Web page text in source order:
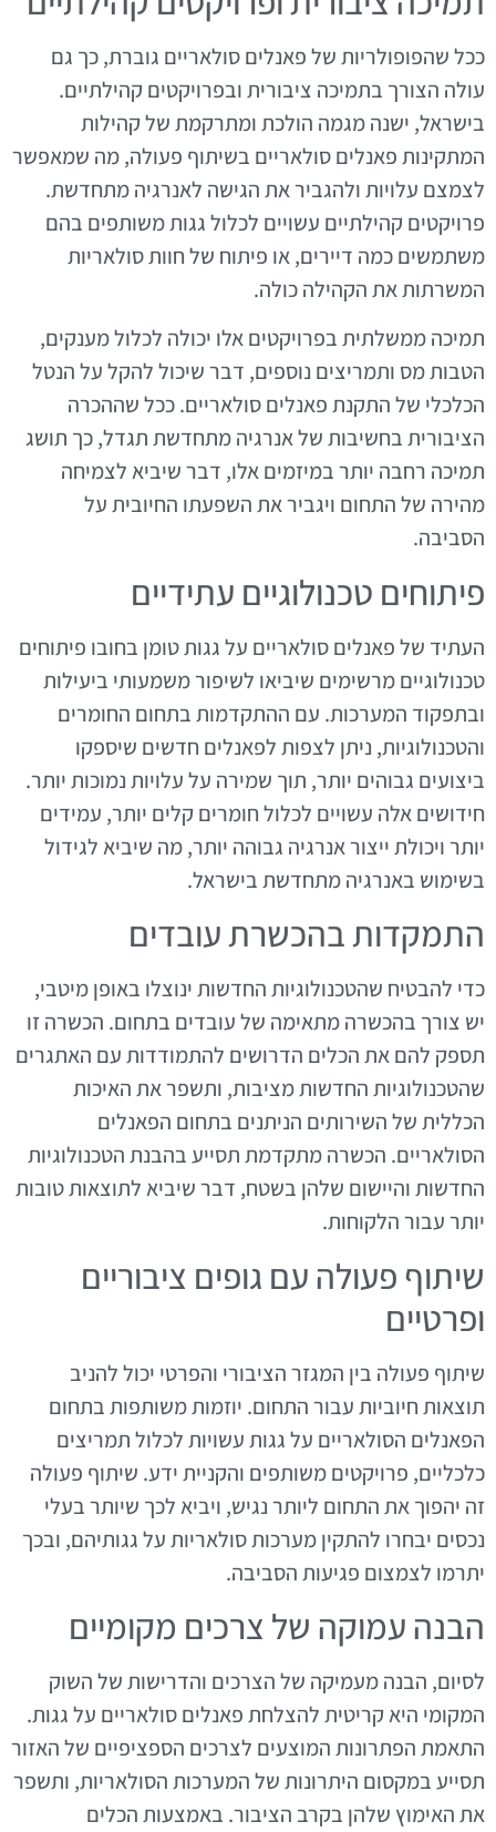
ככל שהפופולריות של פאנלים סולאריים גוברת, כך גם
עולה הצורך בתמיכה ציבורית ובפרויקטים קהילתיים.
בישראל, ישנה מגמה הולכת ומתרקמת של קהילות
המתקינות פאנלים סולאריים בשיתוף פעולה, מה שמאפשר
לצמצם עלויות ולהגביר את הגישה לאנרגיה מתחדשת.
פרויקטים קהילתיים עשויים לכלול גגות משותפים בהם
משתמשים כמה דיירים, או פיתוח של חוות סולאריות
המשרתות את הקהילה כולה.
תמיכה ממשלתית בפרויקטים אלו יכולה לכלול מענקים,
הטבות מס ותמריצים נוספים, דבר שיכול להקל על הנטל
הכלכלי של התקנת פאנלים סולאריים. ככל שההכרה
הציבורית בחשיבות של אנרגיה מתחדשת תגדל, כך תושג
תמיכה רחבה יותר במיזמים אלו, דבר שיביא לצמיחה
מהירה של התחום ויגביר את השפעתו החיובית על
הסביבה.
פיתוחים טכנולוגיים עתידיים
העתיד של פאנלים סולאריים על גגות טומן בחובו פיתוחים
טכנולוגיים מרשימים שיביאו לשיפור משמעותי ביעילות
ובתפקוד המערכות. עם ההתקדמות בתחום החומרים
והטכנולוגיות, ניתן לצפות לפאנלים חדשים שיספקו
ביצועים גבוהים יותר, תוך שמירה על עלויות נמוכות יותר.
חידושים אלה עשויים לכלול חומרים קלים יותר, עמידים
יותר ויכולת ייצור אנרגיה גבוהה יותר, מה שיביא לגידול
בשימוש באנרגיה מתחדשת בישראל.
התמקדות בהכשרת עובדים
כדי להבטיח שהטכנולוגיות החדשות ינוצלו באופן מיטבי,
יש צורך בהכשרה מתאימה של עובדים בתחום. הכשרה זו
תספק להם את הכלים הדרושים להתמודדות עם האתגרים
שהטכנולוגיות החדשות מציבות, ותשפר את האיכות
הכללית של השירותים הניתנים בתחום הפאנלים
הסולאריים. הכשרה מתקדמת תסייע בהבנת הטכנולוגיות
החדשות והיישום שלהן בשטח, דבר שיביא לתוצאות טובות
יותר עבור הלקוחות.
שיתוף פעולה עם גופים ציבוריים
ופרטיים
שיתוף פעולה בין המגזר הציבורי והפרטי יכול להניב
תוצאות חיוביות עבור התחום. יוזמות משותפות בתחום
הפאנלים הסולאריים על גגות עשויות לכלול תמריצים
כלכליים, פרויקטים משותפים והקניית ידע. שיתוף פעולה
זה יהפוך את התחום ליותר נגיש, ויביא לכך שיותר בעלי
נכסים יבחרו להתקין מערכות סולאריות על גגותיהם, ובכך
יתרמו לצמצום פגיעות הסביבה.
הבנה עמוקה של צרכים מקומיים
לסיום, הבנה מעמיקה של הצרכים והדרישות של השוק
המקומי היא קריטית להצלחת פאנלים סולאריים על גגות.
התאמת הפתרונות המוצעים לצרכים הספציפיים של האזור
תסייע במקסום היתרונות של המערכות הסולאריות, ותשפר
את האימוץ שלהן בקרב הציבור. באמצעות הכלים